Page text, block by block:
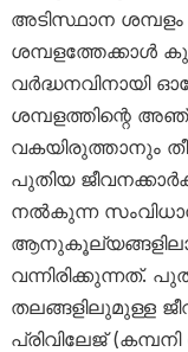
അടിസ്ഥാന
ശമ്പളത്തേക്കാൾ
വർദ്ധനവിനായി
ശമ്പളത്തിന്റെ
വകയിരുത്താനും
പുതിയ
നൽകുന്ന
വന്നിരിക്കുന്നത്.
തലങ്ങളിലുമുള്ള
പ്രിവിലേജ്